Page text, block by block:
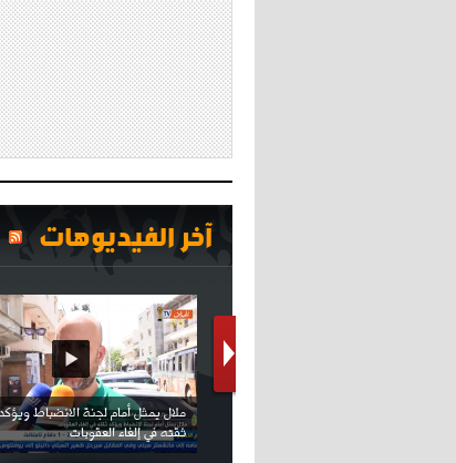
آخر الفيديوهات
كريستيانو كاد يصاب على مستوى
بسبب سيلفي